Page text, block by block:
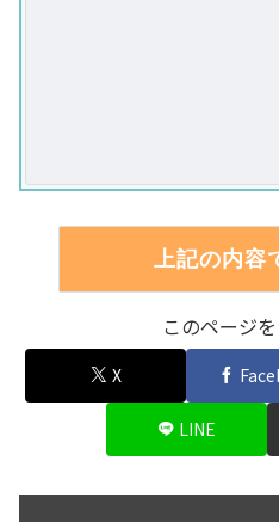
このページ
X
LINE